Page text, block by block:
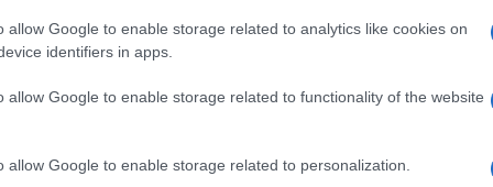
allow Google to enable storage related to analytics like cookies on
identifiers in apps.
allow Google to enable storage related to functionality of the website
allow Google to enable storage related to personalization.
συνεργάστηκε με ομάδα
τους και Καθηγητές
Ελληνικής Γαστρεντερολογικής
και το Υπουργείο Υγείας συνεργάστηκε
για την υλοποίηση του